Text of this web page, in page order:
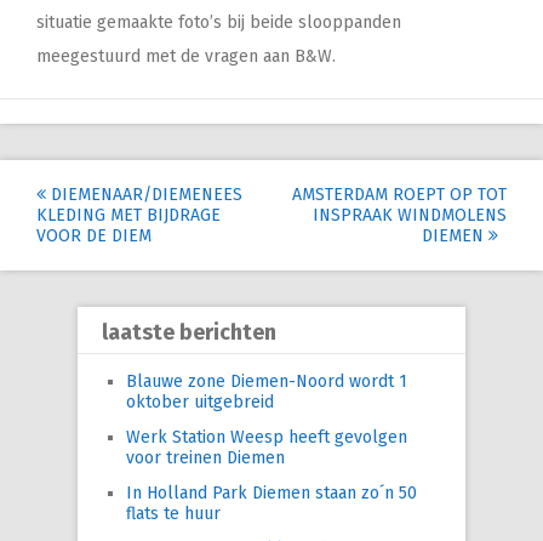
situatie gemaakte foto’s bij beide slooppanden
meegestuurd met de vragen aan B&W.
Post
navigation
DIEMENAAR/DIEMENEES
KLEDING MET BIJDRAGE
VOOR DE DIEM
AMSTERDAM ROEPT OP TOT
INSPRAAK WINDMOLENS
DIEMEN
laatste berichten
Blauwe zone Diemen-Noord wordt 1
oktober uitgebreid
Werk Station Weesp heeft gevolgen
voor treinen Diemen
In Holland Park Diemen staan zo´n 50
flats te huur